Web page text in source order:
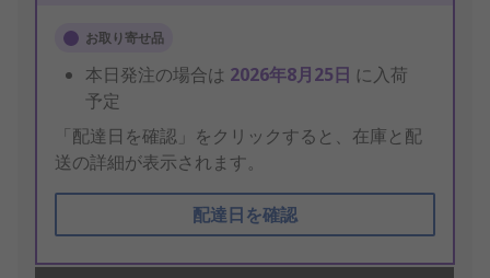
お取り寄せ品
本日発注の場合は 2026年8月25日 に入荷
予定
「配達日を確認」をクリックすると、在庫と配
送の詳細が表示されます。
配達日を確認